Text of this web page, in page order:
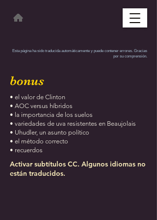
Esta página ha sido traducida automáticamente y puede contener errores. Gracias
por su comprensión.
bonus
• el valor de Clinton
• AOC versus híbridos
• la importancia de los suelos
• variedades de uva resistentes en Beaujolais
• Uhudler, un asunto político
• el método correcto
• recuerdos
Activar subtítulos CC. Algunos idiomas no
están traducidos.